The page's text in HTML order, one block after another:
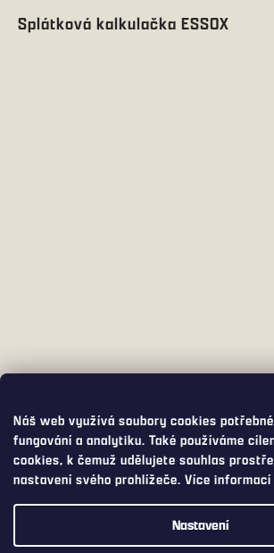
Náš web využívá soubory cookies
fungování a analytiku. Také používáme
cookies, k čemuž udělujete souhlas
nastavení svého prohlížeče. Více informací
Nastavení
Splátková kalkulačka ESSOX